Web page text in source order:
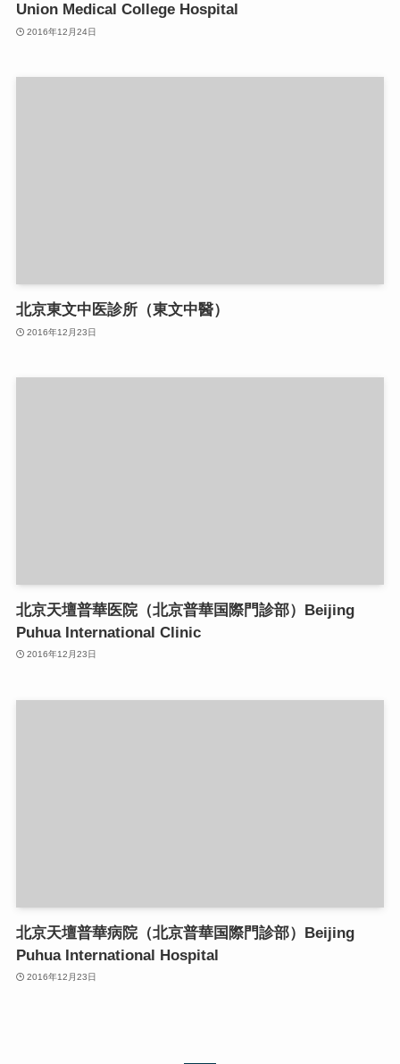
Union Medical College Hospital
2016年12月24日
北京東文中医診所（東文中醫）
2016年12月23日
北京天壇普華医院（北京普華国際門診部）Beijing
Puhua International Clinic
2016年12月23日
北京天壇普華病院（北京普華国際門診部）Beijing
Puhua International Hospital
2016年12月23日